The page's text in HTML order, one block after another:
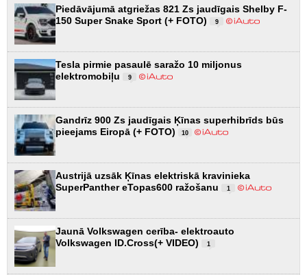
Piedāvājumā atgriežas 821 Zs jaudīgais Shelby F-
150 Super Snake Sport (+ FOTO)
9
Tesla pirmie pasaulē saražo 10 miljonus
elektromobiļu
9
Gandrīz 900 Zs jaudīgais Ķīnas superhibrīds būs
pieejams Eiropā (+ FOTO)
10
Austrijā uzsāk Ķīnas elektriskā kravinieka
SuperPanther eTopas600 ražošanu
1
Jaunā Volkswagen cerība- elektroauto
Volkswagen ID.Cross(+ VIDEO)
1